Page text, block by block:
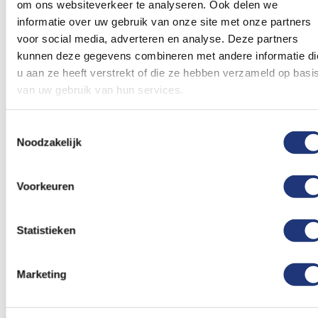
om ons websiteverkeer te analyseren. Ook delen we
informatie over uw gebruik van onze site met onze partners
voor social media, adverteren en analyse. Deze partners
kunnen deze gegevens combineren met andere informatie
u aan ze heeft verstrekt of die ze hebben verzameld op
van uw gebruik van hun services.
Noodzakelijk
Voorkeuren
Statistieken
Marketing
klaar voor je evenement of promotie.
Beoordelingen
Dit artikel heeft nog geen beoordelingen.
Schrijf een beoordeling
Gerelateerde producten
toe
aan